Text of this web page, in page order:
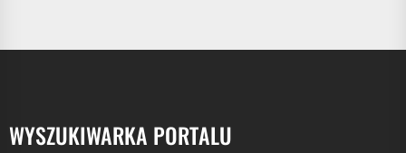
WYSZUKIWARKA PORTALU